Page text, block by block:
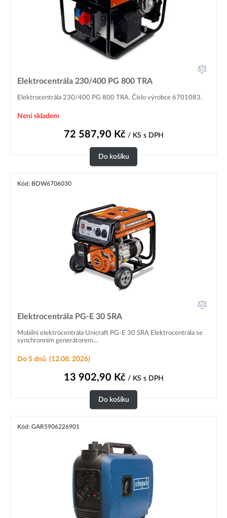
Elektrocentrála 230/400 PG 800 TRA
Elektrocentrála 230/400 PG 800 TRA. Číslo výrobce 6701083.
Není skladem
72 587,90 Kč/ KS s DPH
Do košíku
Kód: BOW6706030
Elektrocentrála PG-E 30 SRA
Mobilní elektrocentrála Unicraft PG-E 30 SRA Elektrocentrála se
synchronním generátorem...
Do 5 dnů (12.08. 2026)
13 902,90 Kč/ KS s DPH
Do košíku
Kód: GAR5906226901